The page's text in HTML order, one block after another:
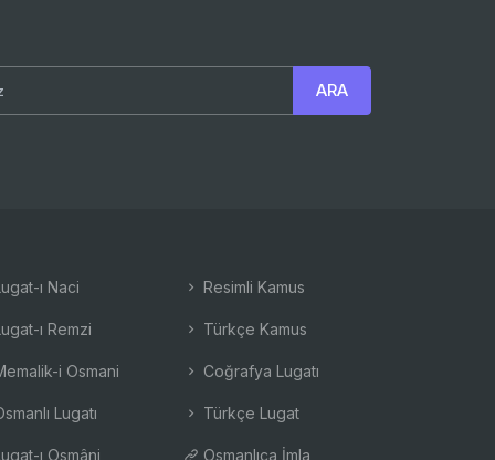
ı Naci
ı Remzi
i Osmani
Lugatı
ı Osmâni
Resimli Kamus
Türkçe Kamus
Coğrafya Lugatı
Türkçe Lugat
Osmanlıca İmla